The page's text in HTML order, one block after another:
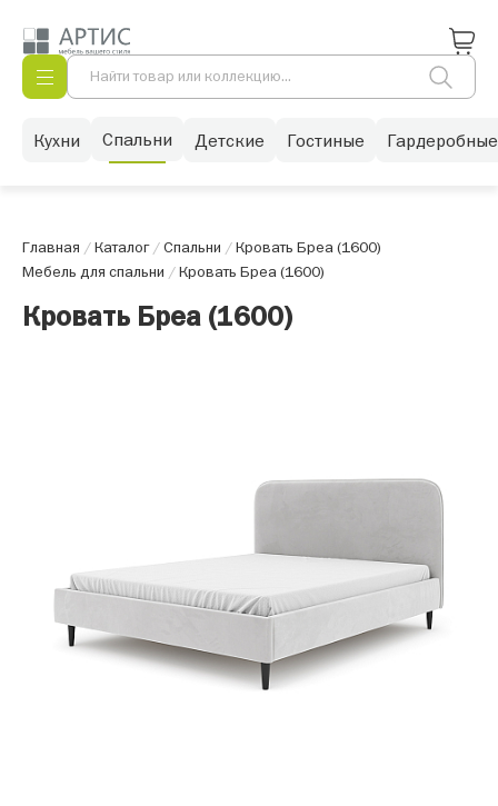
Кухни Спальни Детские Гостиные Гардеробные
Главная /Каталог/Спальни /Кровать Бреа (1600)
Мебель для спальни /Кровать Бреа (1600)
Кровать Бреа (1600)